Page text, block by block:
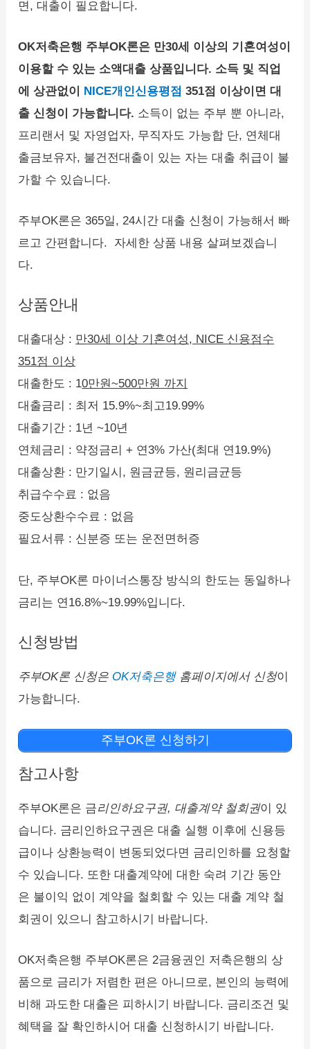
면, 대출이 필요합니다.
OK저축은행 주부OK론은 만30세 이상의 기혼여성이
이용할 수 있는 소액대출 상품입니다. 소득 및 직업
에 상관없이
NICE개인신용평점 351점 이상이면 대
출 신청이 가능합니다. 소득이 없는 주부 뿐 아니라,
프리랜서 및 자영업자, 무직자도 가능합 단, 연체대
출금보유자, 불건전대출이 있는 자는 대출 취급이 불
가할 수 있습니다.
주부OK론은 365일, 24시간 대출 신청이 가능해서 빠
르고 간편합니다. 자세한 상품 내용 살펴보겠습니
다.
상품안내
대출대상 : 만30세 이상 기혼여성, NICE 신용점수
351점 이상
대출한도 : 10만원~500만원 까지
대출금리 : 최저 15.9%~최고19.99%
대출기간 : 1년 ~10년
연체금리 : 약정금리 + 연3% 가산(최대 연19.9%)
대출상환 : 만기일시, 원금균등, 원리금균등
취급수수료 : 없음
중도상환수수료 : 없음
필요서류 : 신분증 또는 운전면허증
단, 주부OK론 마이너스통장 방식의 한도는 동일하나
금리는 연16.8%~19.99%입니다.
신청방법
주부OK론 신청은 OK저축은행 홈페이지에서 신청이
가능합니다.
주부OK론 신청하기
참고사항
주부OK론은 금리인하요구권, 대출계약 철회권이 있
습니다. 금리인하요구권은 대출 실행 이후에 신용등
급이나 상환능력이 변동되었다면 금리인하를 요청할
수 있습니다. 또한 대출계약에 대한 숙려 기간 동안
은 불이익 없이 계약을 철회할 수 있는 대출 계약 철
회권이 있으니 참고하시기 바랍니다.
OK저축은행 주부OK론은 2금융권인 저축은행의 상
품으로 금리가 저렴한 편은 아니므로, 본인의 능력에
비해 과도한 대출은 피하시기 바랍니다. 금리조건 및
혜택을 잘 확인하시어 대출 신청하시기 바랍니다.